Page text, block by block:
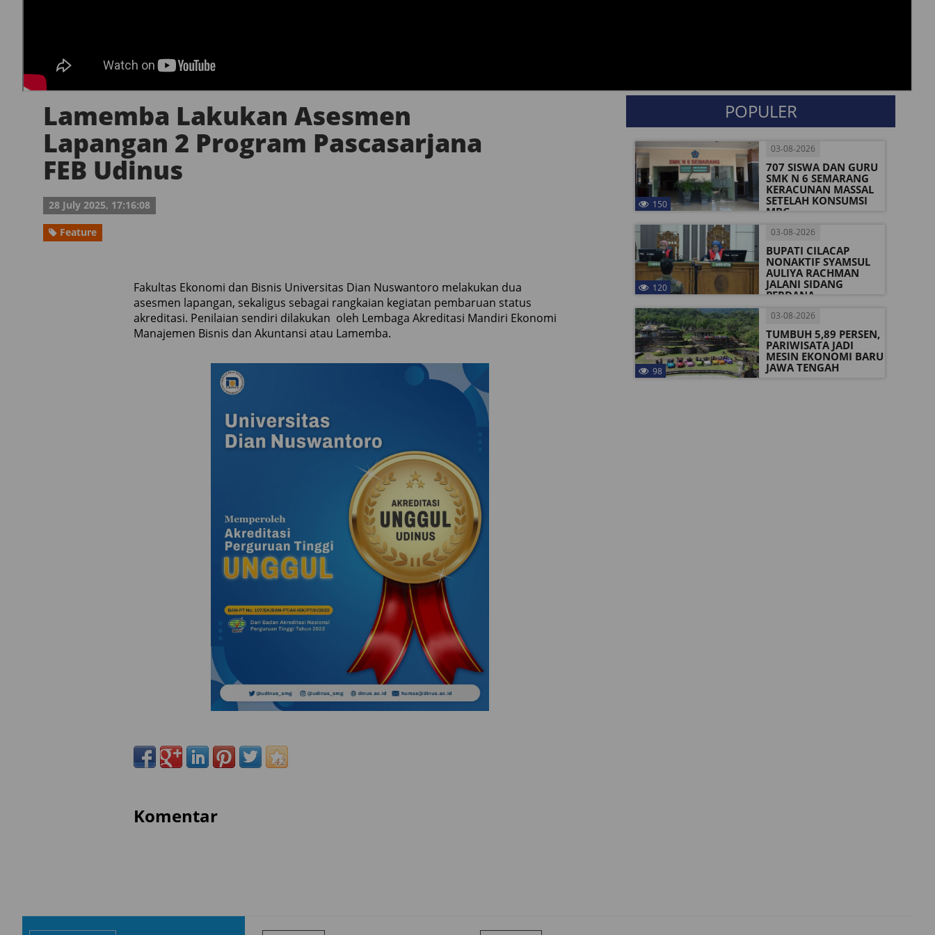
Lamemba Lakukan Asesmen
Lapangan 2 Program Pascasarjana
FEB Udinus
28 July 2025, 17:16:08
Feature
Fakultas Ekonomi dan Bisnis Universitas Dian Nuswantoro melakukan dua
asesmen lapangan, sekaligus sebagai rangkaian kegiatan pembaruan status
akreditasi. Penilaian sendiri dilakukan oleh Lembaga Akreditasi Mandiri Ekonomi
Manajemen Bisnis dan Akuntansi atau Lamemba.
Komentar
POPULER
03-08-2026
707 SISWA DAN GURU
SMK N 6 SEMARANG
KERACUNAN MASSAL
SETELAH KONSUMSI
MBG
150
03-08-2026
BUPATI CILACAP
NONAKTIF SYAMSUL
AULIYA RACHMAN
JALANI SIDANG
PERDANA
120
03-08-2026
TUMBUH 5,89 PERSEN,
PARIWISATA JADI
MESIN EKONOMI BARU
JAWA TENGAH
98